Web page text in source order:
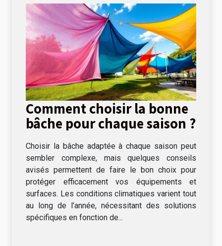
Comment choisir la bonne
bâche pour chaque saison ?
Choisir la bâche adaptée à chaque saison peut
sembler complexe, mais quelques conseils
avisés permettent de faire le bon choix pour
protéger efficacement vos équipements et
surfaces. Les conditions climatiques varient tout
au long de l’année, nécessitant des solutions
spécifiques en fonction de...